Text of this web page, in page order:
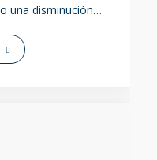
una disminución…